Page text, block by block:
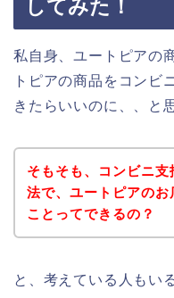
してみた！
私自身、ユートピアの
トピアの商品をコンビ
きたらいいのに、、と
そもそも、コンビニ
法で、ユートピアのお
ことってできるの？
と、考えている人もい